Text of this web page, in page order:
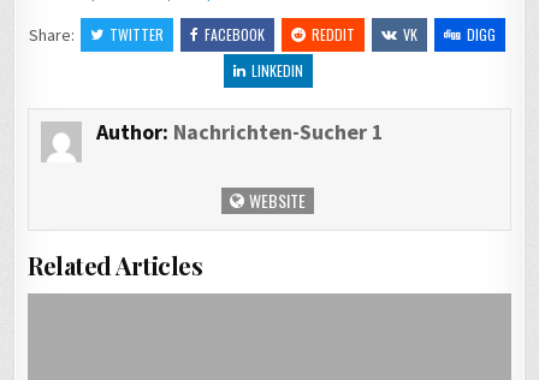
Share:
TWITTER FACEBOOK REDDIT VK
DIGG
LINKEDIN
Author: Nachrichten-Sucher 1
WEBSITE
Related Articles